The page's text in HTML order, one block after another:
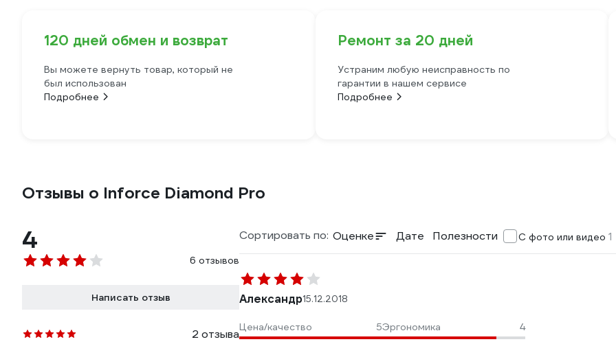
120 дней обмен и возврат
Вы можете вернуть товар, который не
был использован
Подробнее
Ремонт за 20 дней
Устраним любую неисправность по
гарантии в нашем сервисе
Подробнее
Отзывы о Inforce Diamond Pro
4
6 отзывов
Написать отзыв
2 отзыва
Сортировать по: Оценке Дате Полезности С фото или видео 1
Александр15.12.2018
Цена/качество 5Эргономика 4